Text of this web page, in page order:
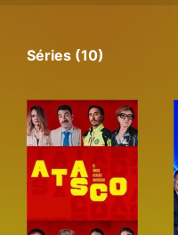
Séries (10)